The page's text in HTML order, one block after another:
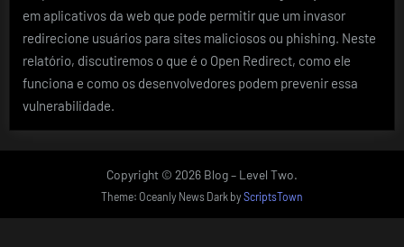
em aplicativos da web que pode permitir que um invasor
redirecione usuários para sites maliciosos ou phishing. Neste
relatório, discutiremos o que é o Open Redirect, como ele
funciona e como os desenvolvedores podem prevenir essa
vulnerabilidade.
Copyright © 2026 Blog – Level Two.
Theme: Oceanly News Dark byScriptsTown